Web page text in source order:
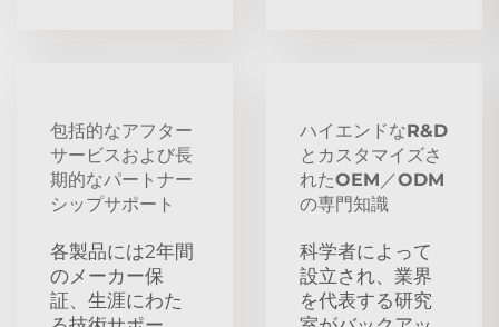
包括的なアフター
サービスおよび長
期的なパートナー
シップサポート
各製品には2年間
のメーカー保
証、生涯にわた
ハイエンドなR&D
とカスタマイズさ
れたOEM／ODM
の専門知識
科学者によって
設立され、業界
を代表する研究